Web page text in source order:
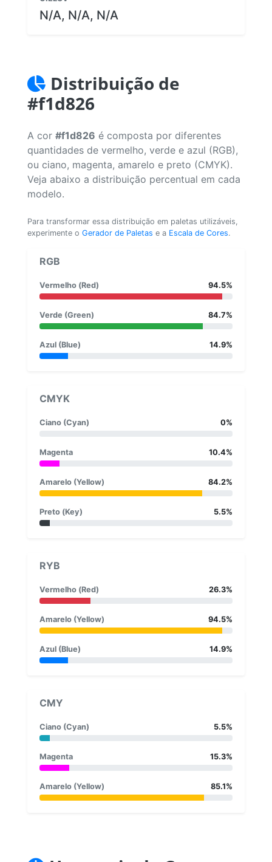
N/A, N/A, N/A
Distribuição de
#f1d826
A cor #f1d826 é composta por diferentes
quantidades de vermelho, verde e azul (RGB),
ou ciano, magenta, amarelo e preto (CMYK).
Veja abaixo a distribuição percentual em cada
modelo.
Para transformar essa distribuição em paletas utilizáveis,
experimente o Gerador de Paletas e a Escala de Cores.
RGB
Vermelho (Red) 94.5%
Verde (Green) 84.7%
Azul (Blue) 14.9%
CMYK
Ciano (Cyan) 0%
Magenta 10.4%
Amarelo (Yellow) 84.2%
Preto (Key) 5.5%
RYB
Vermelho (Red) 26.3%
Amarelo (Yellow) 94.5%
Azul (Blue) 14.9%
CMY
Ciano (Cyan) 5.5%
Magenta 15.3%
Amarelo (Yellow) 85.1%